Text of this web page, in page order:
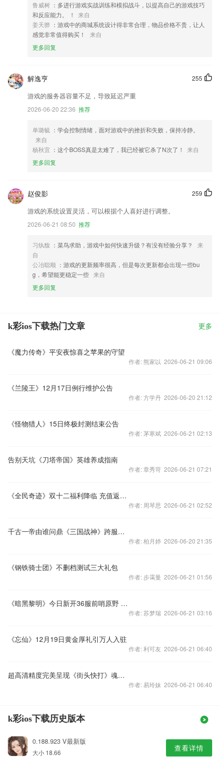
鲁威树 ：多进行游戏实战训练和模拟战斗，以提高自己的游戏技巧
和反应能力。 ！
来自
姜天骅 ：游戏中的商城系统设计得非常合理，物品价格不贵，让人
感觉非常值得购买！
来自
更多回复
255
解逸亨
游戏的服务器容量不足，导致延迟严重
2026-06-20 22:36 推荐
单璐毓 ：学会控制情绪，面对游戏中的挫折和失败，保持冷静。
来自
杨秋宜 ：这个BOSS真是太难了，我已经被它杀了N次了！
来自
更多回复
259
赵俊影
游戏的系统设置灵活，可以根据个人喜好进行调整。
2026-06-21 08:50 推荐
习纨馥 ：菜鸟求助，游戏中如何快速升级？有没有经验分享？
来
自
公冶聪顺 ：游戏的更新频率很高，但是每次更新都会出现一些bu
g，希望能更稳定一些 来自
更多回复
k彩ios下载热门文章 更多
《魔力传奇》平安夜惊喜之苹果的守望
作者: 熊家以 2026-06-21 09:06
《兰陵王》12月17日例行维护公告
作者: 方学丹 2026-06-20 21:12
《怪物猎人》15日终极封测结束公告
作者: 茅寒斌 2026-06-21 02:13
告别天坑《刀塔帝国》英雄养成指南
作者: 章秀苛 2026-06-21 07:21
《全民奇迹》双十二福利降临 充值返利100%
作者: 周琴思 2026-06-21 02:52
千古一帝由谁问鼎《三国战神》跨服国战极限争锋
作者: 柏月婷 2026-06-20 21:35
《钢铁骑士团》不删档测试三大礼包
作者: 步霭曼 2026-06-21 01:56
《暗黑黎明》今日新开36服前哨原野 众多福利等你拿
作者: 苏梦瑞 2026-06-21 03:16
《忘仙》12月19日黄金厚礼引万人入驻
作者: 利可友 2026-06-21 06:40
超高清精度完美呈现《街头快打》魂卡原画鉴赏
作者: 易玲妹 2026-06-21 06:40
k彩ios下载历史版本
0.188.923 V最新版
大小 18.66 查看详情